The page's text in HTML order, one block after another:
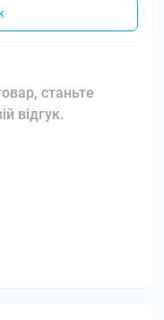
станьте
відгук.